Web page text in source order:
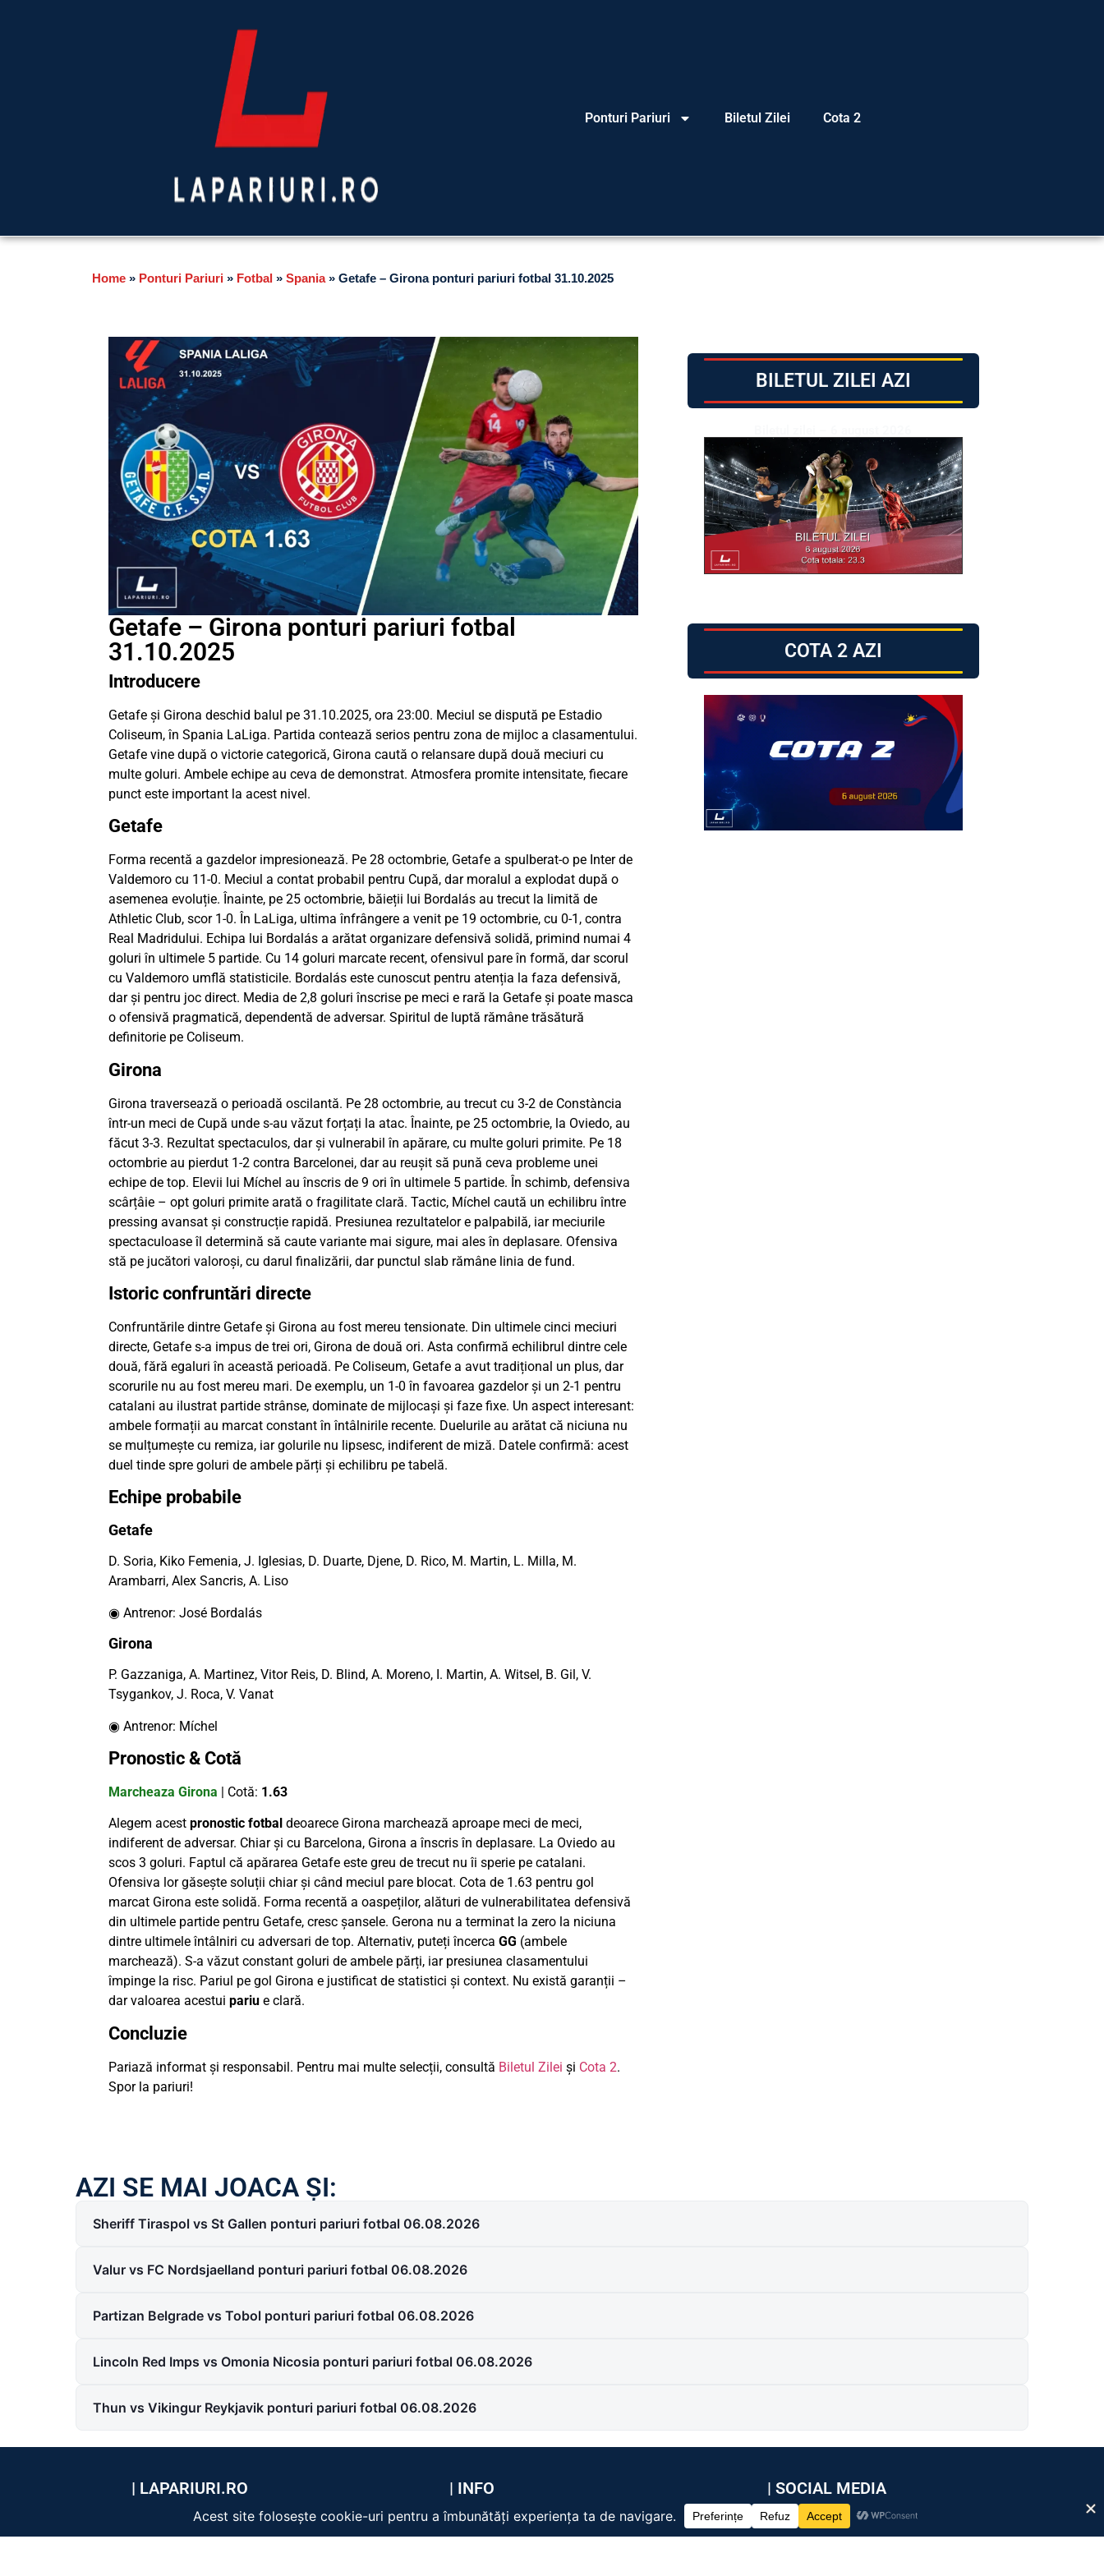
Ponturi Pariuri Biletul Zilei Cota 2
Home » Ponturi Pariuri » Fotbal » Spania» Getafe – Girona ponturi pariuri fotbal 31.10.2025
Getafe – Girona ponturi pariuri fotbal
31.10.2025
Introducere
Getafe și Girona deschid balul pe 31.10.2025, ora 23:00. Meciul se dispută pe Estadio
Coliseum, în Spania LaLiga. Partida contează serios pentru zona de mijloc a clasamentului.
Getafe vine după o victorie categorică, Girona caută o relansare după două meciuri cu
multe goluri. Ambele echipe au ceva de demonstrat. Atmosfera promite intensitate, fiecare
punct este important la acest nivel.
Getafe
Forma recentă a gazdelor impresionează. Pe 28 octombrie, Getafe a spulberat-o pe Inter de
Valdemoro cu 11-0. Meciul a contat probabil pentru Cupă, dar moralul a explodat după o
asemenea evoluție. Înainte, pe 25 octombrie, băieții lui Bordalás au trecut la limită de
Athletic Club, scor 1-0. În LaLiga, ultima înfrângere a venit pe 19 octombrie, cu 0-1, contra
Real Madridului. Echipa lui Bordalás a arătat organizare defensivă solidă, primind numai 4
goluri în ultimele 5 partide. Cu 14 goluri marcate recent, ofensivul pare în formă, dar scorul
cu Valdemoro umflă statisticile. Bordalás este cunoscut pentru atenția la faza defensivă,
dar și pentru joc direct. Media de 2,8 goluri înscrise pe meci e rară la Getafe și poate masca
o ofensivă pragmatică, dependentă de adversar. Spiritul de luptă rămâne trăsătură
definitorie pe Coliseum.
Girona
Girona traversează o perioadă oscilantă. Pe 28 octombrie, au trecut cu 3-2 de Constància
într-un meci de Cupă unde s-au văzut forțați la atac. Înainte, pe 25 octombrie, la Oviedo, au
făcut 3-3. Rezultat spectaculos, dar și vulnerabil în apărare, cu multe goluri primite. Pe 18
octombrie au pierdut 1-2 contra Barcelonei, dar au reușit să pună ceva probleme unei
echipe de top. Elevii lui Míchel au înscris de 9 ori în ultimele 5 partide. În schimb, defensiva
scârțâie – opt goluri primite arată o fragilitate clară. Tactic, Míchel caută un echilibru între
pressing avansat și construcție rapidă. Presiunea rezultatelor e palpabilă, iar meciurile
spectaculoase îl determină să caute variante mai sigure, mai ales în deplasare. Ofensiva
stă pe jucători valoroși, cu darul finalizării, dar punctul slab rămâne linia de fund.
Istoric confruntări directe
Confruntările dintre Getafe și Girona au fost mereu tensionate. Din ultimele cinci meciuri
directe, Getafe s-a impus de trei ori, Girona de două ori. Asta confirmă echilibrul dintre cele
două, fără egaluri în această perioadă. Pe Coliseum, Getafe a avut tradițional un plus, dar
scorurile nu au fost mereu mari. De exemplu, un 1-0 în favoarea gazdelor și un 2-1 pentru
catalani au ilustrat partide strânse, dominate de mijlocași și faze fixe. Un aspect interesant:
ambele formații au marcat constant în întâlnirile recente. Duelurile au arătat că niciuna nu
se mulțumește cu remiza, iar golurile nu lipsesc, indiferent de miză. Datele confirmă: acest
duel tinde spre goluri de ambele părți și echilibru pe tabelă.
Echipe probabile
Getafe
D. Soria, Kiko Femenia, J. Iglesias, D. Duarte, Djene, D. Rico, M. Martin, L. Milla, M.
Arambarri, Alex Sancris, A. Liso
◉ Antrenor: José Bordalás
Girona
P. Gazzaniga, A. Martinez, Vitor Reis, D. Blind, A. Moreno, I. Martin, A. Witsel, B. Gil, V.
Tsygankov, J. Roca, V. Vanat
◉ Antrenor: Míchel
Pronostic & Cotă
Marcheaza Girona | Cotă: 1.63
Alegem acest pronostic fotbal deoarece Girona marchează aproape meci de meci,
indiferent de adversar. Chiar și cu Barcelona, Girona a înscris în deplasare. La Oviedo au
scos 3 goluri. Faptul că apărarea Getafe este greu de trecut nu îi sperie pe catalani.
Ofensiva lor găsește soluții chiar și când meciul pare blocat. Cota de 1.63 pentru gol
marcat Girona este solidă. Forma recentă a oaspeților, alături de vulnerabilitatea defensivă
din ultimele partide pentru Getafe, cresc șansele. Gerona nu a terminat la zero la niciuna
dintre ultimele întâlniri cu adversari de top. Alternativ, puteți încerca GG (ambele
marchează). S-a văzut constant goluri de ambele părți, iar presiunea clasamentului
împinge la risc. Pariul pe gol Girona e justificat de statistici și context. Nu există garanții –
dar valoarea acestui pariu e clară.
Concluzie
Pariază informat și responsabil. Pentru mai multe selecții, consultă Biletul Zilei și Cota 2.
Spor la pariuri!
BILETUL ZILEI AZI
COTA 2 AZI
AZI SE MAI JOACA ȘI:
Sheriff Tiraspol vs St Gallen ponturi pariuri fotbal 06.08.2026
Valur vs FC Nordsjaelland ponturi pariuri fotbal 06.08.2026
Partizan Belgrade vs Tobol ponturi pariuri fotbal 06.08.2026
Lincoln Red Imps vs Omonia Nicosia ponturi pariuri fotbal 06.08.2026
Thun vs Vikingur Reykjavik ponturi pariuri fotbal 06.08.2026
| LAPARIURI.RO
interzis minorilor. Jocurile de noroc
| INFO
Contact
Termeni și Condiții
| SOCIAL MEDIA